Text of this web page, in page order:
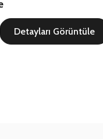
Detayları Görüntüle